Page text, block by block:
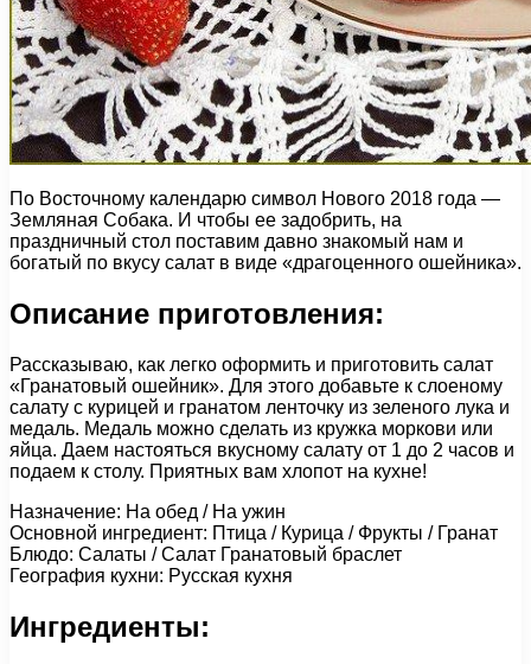
По Восточному календарю символ Нового 2018 года —
Земляная Собака. И чтобы ее задобрить, на
праздничный стол поставим давно знакомый нам и
богатый по вкусу салат в виде «драгоценного ошейника».
Описание приготовления:
Рассказываю, как легко оформить и приготовить салат
«Гранатовый ошейник». Для этого добавьте к слоеному
салату с курицей и гранатом ленточку из зеленого лука и
медаль. Медаль можно сделать из кружка моркови или
яйца. Даем настояться вкусному салату от 1 до 2 часов и
подаем к столу. Приятных вам хлопот на кухне!
Назначение: На обед / На ужин
Основной ингредиент: Птица / Курица / Фрукты / Гранат
Блюдо: Салаты / Салат Гранатовый браслет
География кухни: Русская кухня
Ингредиенты: